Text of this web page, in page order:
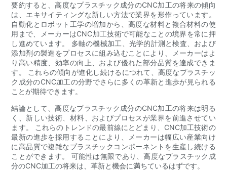
要約すると、高度なプラスチック成分のCNC加工の将来の傾向
は、エキサイティングな新しい方法で業界を形作っています。
自動化とロボット工学の増加から、高度な材料と複合材料の使
用まで、メーカーはCNC加工技術で可能なことの境界を常に押
し進めています。 多軸の機械加工、光学的計測と検査、および
添加剤の製造をプロセスに組み込むことにより、メーカーはよ
り高い精度、効率の向上、および優れた部分品質を達成できま
す。 これらの傾向が進化し続けるにつれて、高度なプラスチッ
ク成分のCNC加工の分野でさらに多くの革新と進歩が見られる
ことが期待できます。
結論として、高度なプラスチック成分のCNC加工の将来は明る
く、新しい技術、材料、およびプロセスが業界を前進させてい
ます。 これらのトレンドの最前線にとどまり、CNC加工技術の
最新の進歩を採用することにより、メーカーは幅広い産業向け
に高品質で複雑なプラスチックコンポーネントを生産し続ける
ことができます。 可能性は無限であり、高度なプラスチック成
分のCNC加工の将来は、革新と機会に満ちているはずです。